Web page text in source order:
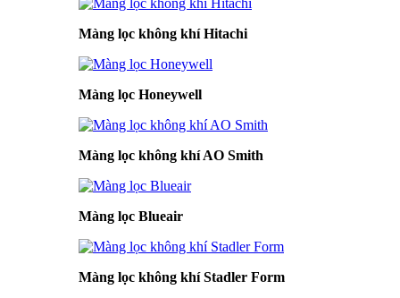
Màng lọc không khí Hitachi
Màng lọc Honeywell
Màng lọc không khí AO Smith
Màng lọc Blueair
Màng lọc không khí Stadler Form